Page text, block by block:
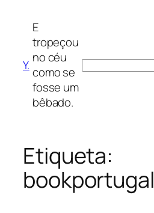
conteúdo
Y.
E
tropeçou
no céu
como se
fosse um
bêbado.
Etiqueta:
bookportugal